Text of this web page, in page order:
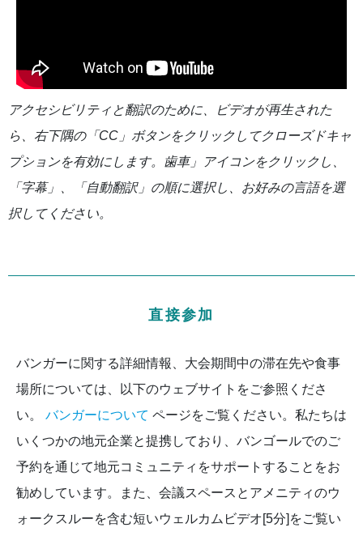
アクセシビリティと翻訳のために、ビデオが再生された
ら、右下隅の「CC」ボタンをクリックしてクローズドキャ
プションを有効にします。歯車」アイコンをクリックし、
「字幕」、「自動翻訳」の順に選択し、お好みの言語を選
択してください。
直接参加
バンガーに関する詳細情報、大会期間中の滞在先や食事
場所については、以下のウェブサイトをご参照くださ
い。 バンガーについて ページをご覧ください。私たちは
いくつかの地元企業と提携しており、バンゴールでのご
予約を通じて地元コミュニティをサポートすることをお
勧めしています。また、会議スペースとアメニティのウ
ォークスルーを含む短いウェルカムビデオ[5分]をご覧い